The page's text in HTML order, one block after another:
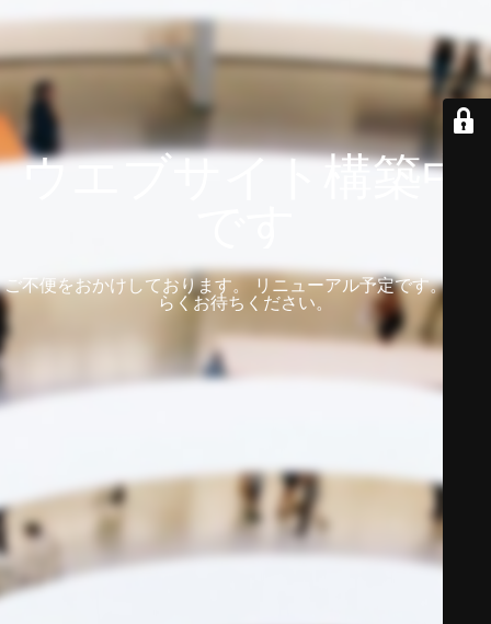
ウエブサイト構築中
ご不便をおかけしております。 リニューアル予定です。 しば
らくお待ちください。